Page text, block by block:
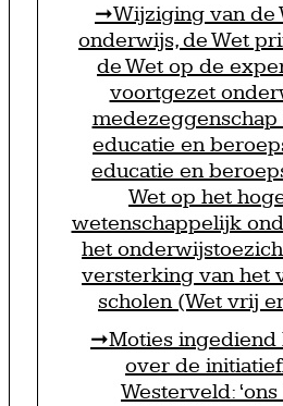
Wijziging van de
onderwijs, de Wet
de Wet op de
voortgezet
medezeggenschap
educatie en
educatie en
Wet op het
wetenschappelijk
het
versterking van het
scholen (Wet vrij
Moties
over de
Westerveld: